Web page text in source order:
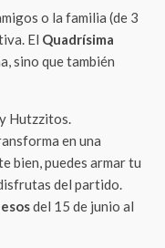
o la familia (de 3
El Quadrísima
sino que también
Hutzzitos.
en una
bien, puedes armar tu
del partido.
del 15 de junio al